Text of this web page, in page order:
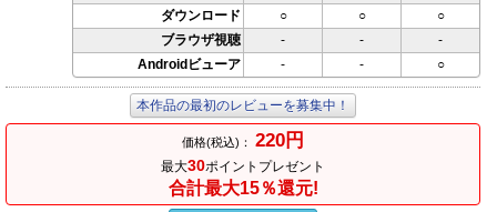
ダウンロード ○ ○
○
ブラウザ視聴
- -
-
Androidビューア
- - ○
本作品の最初のレビューを募集中！
価格(税込)： 220円
最大30ポイントプレゼント
合計最大15％還元!